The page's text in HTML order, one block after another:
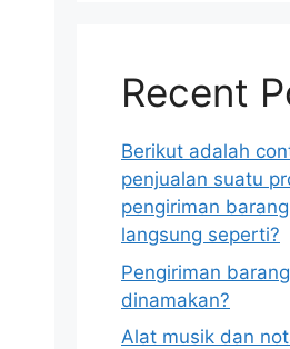
Recent
Berikut adalah
penjualan suatu
pengiriman
langsung seperti?
Pengiriman
dinamakan?
Alat musik dan